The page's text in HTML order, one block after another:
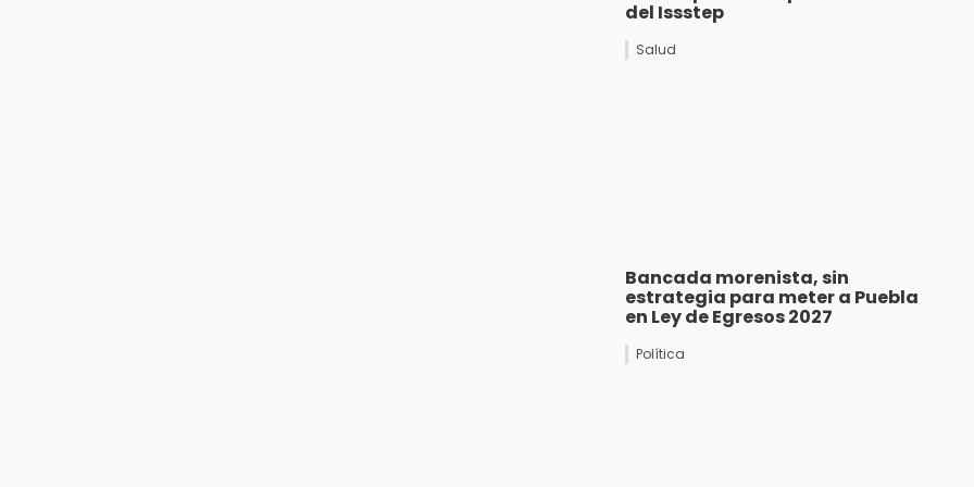
del Issstep
Salud
Bancada morenista, sin
estrategia para meter a Puebla
en Ley de Egresos 2027
Política